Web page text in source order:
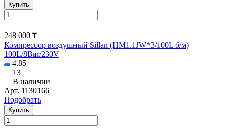
Купить
248 000 ₸
Компрессор воздушный Sillan (HM1.1JW*3/100L б/м)
100L/8Bar/230V
4.85
13
В наличии
Арт. 1130166
Подобрать
Купить